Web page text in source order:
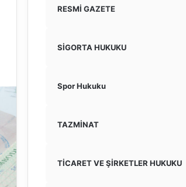
RESMİ GAZETE
SİGORTA HUKUKU
Spor Hukuku
TAZMİNAT
TİCARET VE ŞİRKETLER HUKUKU